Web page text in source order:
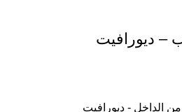
– ديورافيت
من الداخل - ديورافيت